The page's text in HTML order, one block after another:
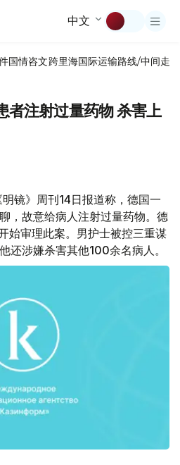
中文
国情咨文跨里海国际运输路线/中间走廊
者注射过量药物 杀害上
镜》周刊14日报道称，德国一
，故意给病人注射过量药物。德
始审理此案。男护士被控三重谋
还涉嫌杀害其他100余名病人。